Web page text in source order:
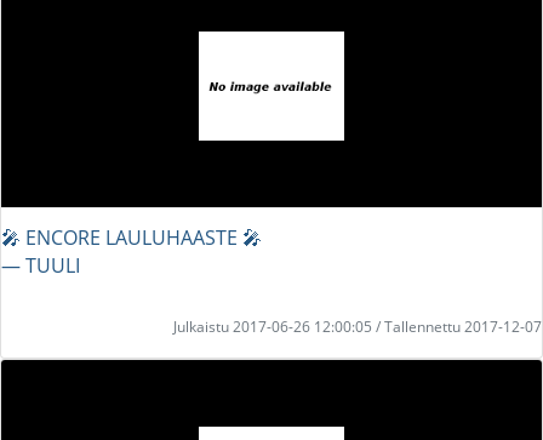
🎤 ENCORE LAULUHAASTE 🎤
― TUULI
Julkaistu 2017-06-26 12:00:05 / Tallennettu 2017-12-07